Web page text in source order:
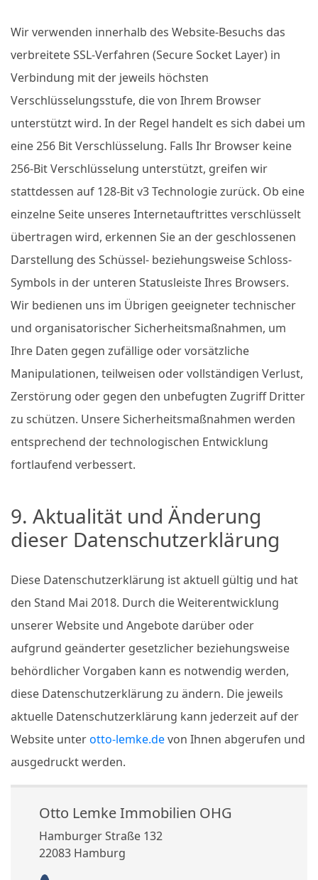
Wir verwenden innerhalb des Website-Besuchs das
verbreitete SSL-Verfahren (Secure Socket Layer) in
Verbindung mit der jeweils höchsten
Verschlüsselungsstufe, die von Ihrem Browser
unterstützt wird. In der Regel handelt es sich dabei um
eine 256 Bit Verschlüsselung. Falls Ihr Browser keine
256-Bit Verschlüsselung unterstützt, greifen wir
stattdessen auf 128-Bit v3 Technologie zurück. Ob eine
einzelne Seite unseres Internetauftrittes verschlüsselt
übertragen wird, erkennen Sie an der geschlossenen
Darstellung des Schüssel- beziehungsweise Schloss-
Symbols in der unteren Statusleiste Ihres Browsers.
Wir bedienen uns im Übrigen geeigneter technischer
und organisatorischer Sicherheitsmaßnahmen, um
Ihre Daten gegen zufällige oder vorsätzliche
Manipulationen, teilweisen oder vollständigen Verlust,
Zerstörung oder gegen den unbefugten Zugriff Dritter
zu schützen. Unsere Sicherheitsmaßnahmen werden
entsprechend der technologischen Entwicklung
fortlaufend verbessert.
9. Aktualität und Änderung
dieser Datenschutzerklärung
Diese Datenschutzerklärung ist aktuell gültig und hat
den Stand Mai 2018. Durch die Weiterentwicklung
unserer Website und Angebote darüber oder
aufgrund geänderter gesetzlicher beziehungsweise
behördlicher Vorgaben kann es notwendig werden,
diese Datenschutzerklärung zu ändern. Die jeweils
aktuelle Datenschutzerklärung kann jederzeit auf der
Website unterotto-lemke.devon Ihnen abgerufen und
ausgedruckt werden.
Otto Lemke Immobilien OHG
Hamburger Straße 132
22083 Hamburg